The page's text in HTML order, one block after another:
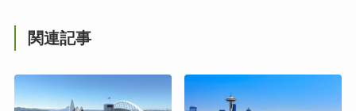
関連記事